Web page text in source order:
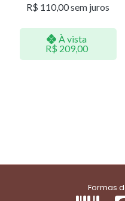
R$ 110,00sem juros
À vista
R$ 209,00
Formas